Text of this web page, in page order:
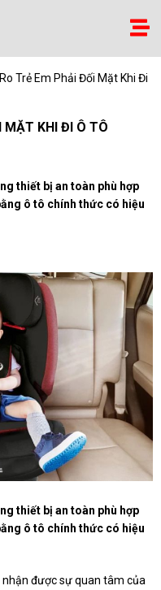
Trẻ Em Phải Đối Mặt Khi Đi
MẶT KHI ĐI Ô TÔ
thiết bị an toàn phù hợp
ô tô chính thức có hiệu
thiết bị an toàn phù hợp
ô tô chính thức có hiệu
được sự quan tâm của